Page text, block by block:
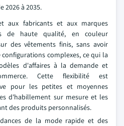
2026 à 2035.
aux fabricants et aux marques
de haute qualité, en couleur
des vêtements finis, sans avoir
complexes, ce qui la
d'affaires à la demande et
Cette flexibilité est
pour les petites et moyennes
d'habillement sur mesure et les
des produits personnalisés.
de la mode rapide et des